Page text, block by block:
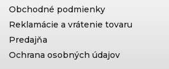
Obchodné podmienky
Reklamácie a vrátenie tovaru
Predajňa
Ochrana osobných údajov